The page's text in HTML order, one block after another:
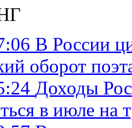
В России
оборот
Доходы
в июле на